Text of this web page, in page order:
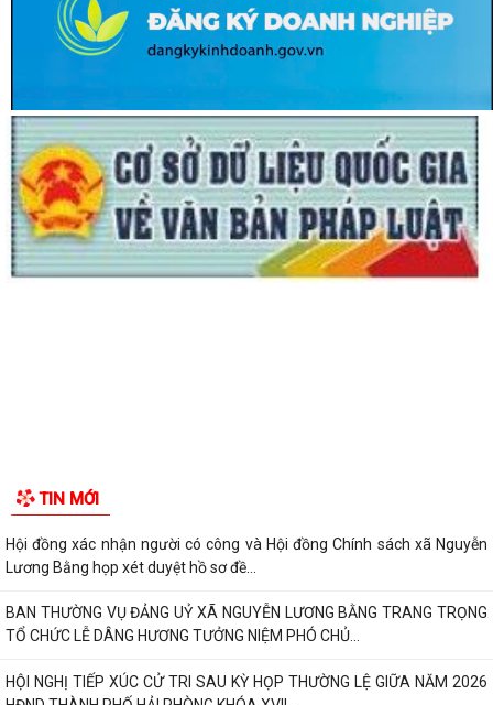
TIN MỚI
Hội đồng xác nhận người có công và Hội đồng Chính sách xã Nguyễn
Lương Bằng họp xét duyệt hồ sơ đề...
BAN THƯỜNG VỤ ĐẢNG UỶ XÃ NGUYỄN LƯƠNG BẰNG TRANG TRỌNG
TỔ CHỨC LỄ DÂNG HƯƠNG TƯỞNG NIỆM PHÓ CHỦ...
HỘI NGHỊ TIẾP XÚC CỬ TRI SAU KỲ HỌP THƯỜNG LỆ GIỮA NĂM 2026